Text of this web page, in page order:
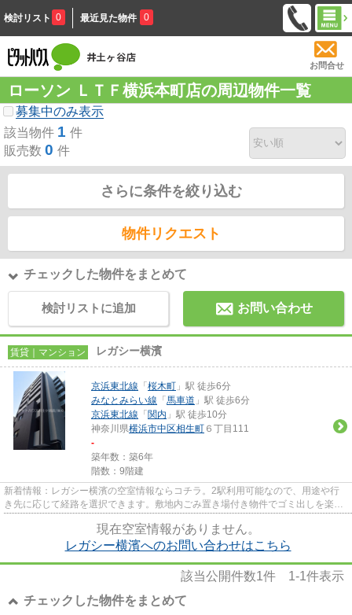
検討リスト 0 最近見た物件 0
お問合せ
ローソン ＬＴＦ横浜本町店の周辺物件一覧
募集中のみ表示
該当物件 1 件
販売数 0 件
さらに条件を絞り込む
物件リクエスト
チェックした物件をまとめて
検討リストに追加 お問い合わせ
賃貸｜マンション レガシー横濱
京浜東北線 「 桜木町 」駅 徒歩6分
みなとみらい線 「 馬車道 」駅 徒歩6分
京浜東北線 「 関内 」駅 徒歩10分
神奈川県横浜市中区相生町 ６丁目111
-
築年数：築6年
階数：9階建
新着情報：レガシー横濱の空室情報ならコチラ。2駅利用可能なので、用途や行
き先に応じて経路を選択できます。敷地内ごみ置き場付き物件でゴミ出しを楽に
現在空室情報がありません。
レガシー横濱へのお問い合わせはこちら
該当公開件数1件 1-1件表示
チェックした物件をまとめて